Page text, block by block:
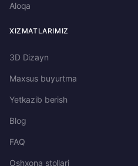
Aloqa
XIZMATLARIMIZ
3D Dizayn
Maxsus buyurtma
Yetkazib berish
Blog
FAQ
Oshxona stollari